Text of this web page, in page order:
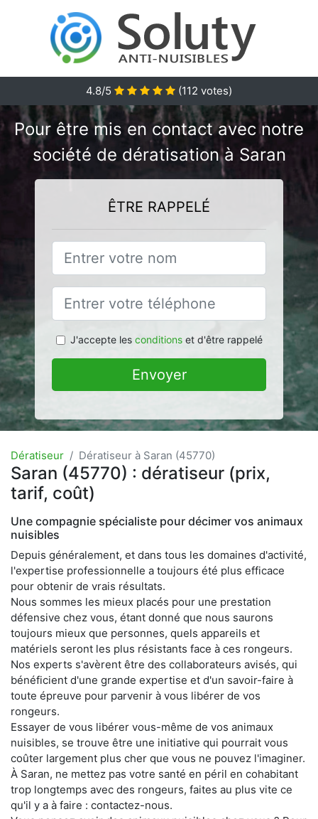
4.8/5 (112 votes)
Pour être mis en contact avec notre
société de dératisation à Saran
ÊTRE RAPPELÉ
J'accepte les conditionset d'être rappelé
Envoyer
Dératiseur Dératiseur à Saran (45770)
Saran (45770) : dératiseur (prix,
tarif, coût)
Une compagnie spécialiste pour décimer vos animaux
nuisibles
Depuis généralement, et dans tous les domaines d'activité,
l'expertise professionnelle a toujours été plus efficace
pour obtenir de vrais résultats.
Nous sommes les mieux placés pour une prestation
défensive chez vous, étant donné que nous saurons
toujours mieux que personnes, quels appareils et
matériels seront les plus résistants face à ces rongeurs.
Nos experts s'avèrent être des collaborateurs avisés, qui
bénéficient d'une grande expertise et d'un savoir-faire à
toute épreuve pour parvenir à vous libérer de vos
rongeurs.
Essayer de vous libérer vous-même de vos animaux
nuisibles, se trouve être une initiative qui pourrait vous
coûter largement plus cher que vous ne pouvez l'imaginer.
À Saran, ne mettez pas votre santé en péril en cohabitant
trop longtemps avec des rongeurs, faites au plus vite ce
qu'il y a à faire : contactez-nous.